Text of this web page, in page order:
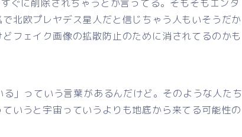
ぐに削除されちゃうとか言ってる。そもそもエンタ
北欧プレヤデス星人だと信じちゃう人もいそうだか
フェイク画像の拡散防止のために消されてるのかも
る」っていう言葉があるんだけど。そのような人たち
いうと宇宙っていうよりも地底から来てる可能性の